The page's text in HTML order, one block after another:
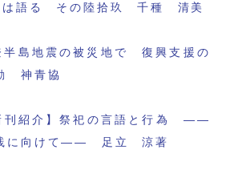
は語る その陸拾玖 千種 清美
半島地震の被災地で 復興支援の
神青協
刊紹介】祭祀の言語と行為 ――
践に向けて―― 足立 涼著